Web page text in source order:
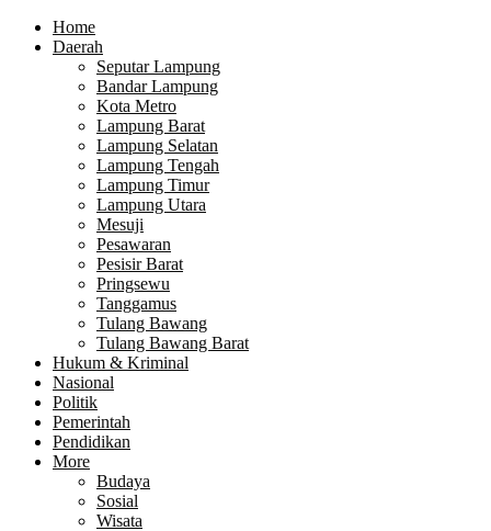
Home
Daerah
Seputar Lampung
Bandar Lampung
Kota Metro
Lampung Barat
Lampung Selatan
Lampung Tengah
Lampung Timur
Lampung Utara
Mesuji
Pesawaran
Pesisir Barat
Pringsewu
Tanggamus
Tulang Bawang
Tulang Bawang Barat
Hukum & Kriminal
Nasional
Politik
Pemerintah
Pendidikan
More
Budaya
Sosial
Wisata